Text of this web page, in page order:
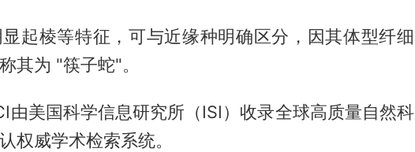
起棱等特征，可与近缘种明确区分，因其体型纤细
其为 "筷子蛇"。
由美国科学信息研究所（ISI）收录全球高质量自然科
权威学术检索系统。